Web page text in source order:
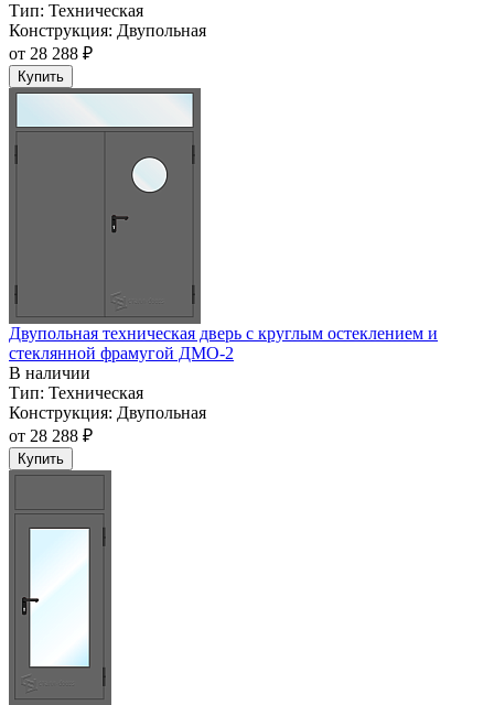
Тип: Техническая
Конструкция: Двупольная
от 28 288 ₽
Купить
Двупольная техническая дверь c круглым остеклением и
стеклянной фрамугой ДМО-2
В наличии
Тип: Техническая
Конструкция: Двупольная
от 28 288 ₽
Купить